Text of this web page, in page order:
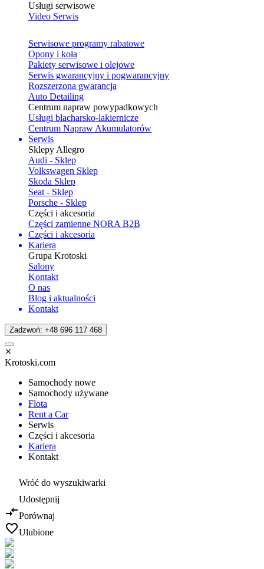
Usługi serwisowe
Video Serwis
Serwisowe programy rabatowe
Opony i koła
Pakiety serwisowe i olejowe
Serwis gwarancyjny i pogwarancyjny
Rozszerzona gwarancja
Auto Detailing
Centrum napraw powypadkowych
Usługi blacharsko-lakiernicze
Centrum Napraw Akumulatorów
Serwis
Sklepy Allegro
Audi - Sklep
Volkswagen Sklep
Skoda Sklep
Seat - Sklep
Porsche - Sklep
Części i akcesoria
Części zamienne NORA B2B
Części i akcesoria
Kariera
Grupa Krotoski
Salony
Kontakt
O nas
Blog i aktualności
Kontakt
Zadzwoń: +48 696 117 468
Krotoski.com
Samochody nowe
Samochody używane
Flota
Rent a Car
Serwis
Części i akcesoria
Kariera
Kontakt
Wróć do wyszukiwarki
Udostępnij
Porównaj
Ulubione